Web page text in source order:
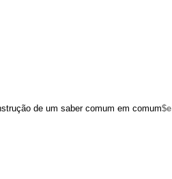
de um saber comum em comum$e